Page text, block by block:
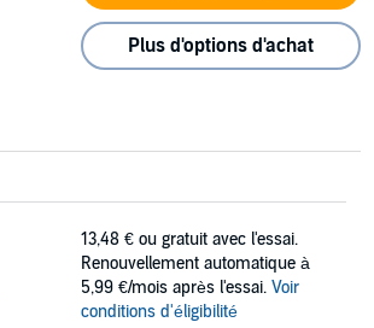
Plus d'options d'achat
13,48 € ou gratuit avec l'essai.
Renouvellement automatique à
5,99 €/mois après l'essai. Voir
conditions d'éligibilité